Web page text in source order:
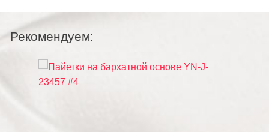
Рекомендуем: